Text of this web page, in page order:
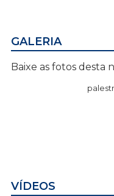
GALERIA
Baixe as fotos desta
VÍDEOS